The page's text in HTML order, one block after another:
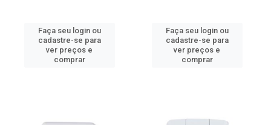
Faça seu login ou
cadastre-se para
ver preços e
comprar
Faça seu login ou
cadastre-se para
ver preços e
comprar